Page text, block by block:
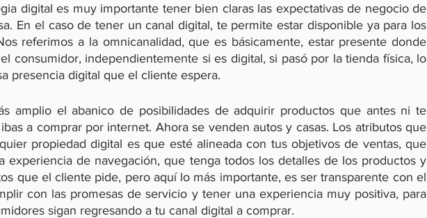
digital es muy importante tener bien claras las expectativas de negocio de
En el caso de tener un canal digital, te permite estar disponible ya para los
referimos a la omnicanalidad, que es básicamente, estar presente donde
consumidor, independientemente si es digital, si pasó por la tienda física, lo
presencia digital que el cliente espera.
amplio el abanico de posibilidades de adquirir productos que antes ni te
a comprar por internet. Ahora se venden autos y casas. Los atributos que
propiedad digital es que esté alineada con tus objetivos de ventas, que
experiencia de navegación, que tenga todos los detalles de los productos y
que el cliente pide, pero aquí lo más importante, es ser transparente con el
con las promesas de servicio y tener una experiencia muy positiva, para
sigan regresando a tu canal digital a comprar.